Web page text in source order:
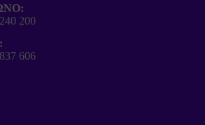
200
606